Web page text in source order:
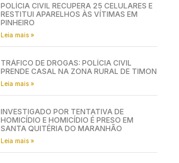
POLÍCIA CIVIL RECUPERA 25 CELULARES E
RESTITUI APARELHOS ÀS VÍTIMAS EM
PINHEIRO
Leia mais »
TRÁFICO DE DROGAS: POLÍCIA CIVIL
PRENDE CASAL NA ZONA RURAL DE TIMON
Leia mais »
INVESTIGADO POR TENTATIVA DE
HOMICÍDIO E HOMICÍDIO É PRESO EM
SANTA QUITÉRIA DO MARANHÃO
Leia mais »